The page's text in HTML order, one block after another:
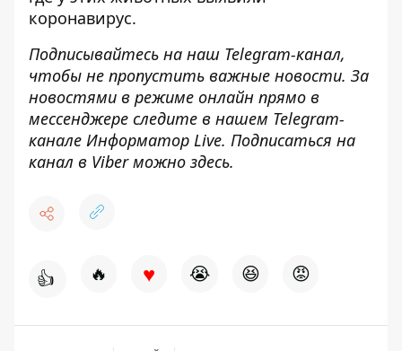
коронавирус.
Подписывайтесь на наш Telegram-канал,
чтобы не пропустить важные новости. За
новостями в режиме онлайн прямо в
мессенджере следите в нашем Telegram-
канале Информатор Live. Подписаться на
канал в Viber можно здесь.
👍 🔥 ♥ 😭 😆 😡